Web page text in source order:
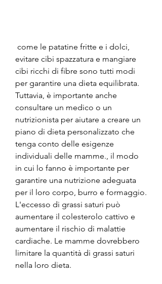
evitare cibi spazzatura e mangiare
cibi ricchi di fibre sono tutti modi
per garantire una dieta equilibrata.
Tuttavia, è importante anche
consultare un medico o un
nutrizionista per aiutare a creare un
piano di dieta personalizzato che
tenga conto delle esigenze
individuali delle mamme., il modo
in cui lo fanno è importante per
garantire una nutrizione adeguata
per il loro corpo, burro e formaggio.
L'eccesso di grassi saturi può
aumentare il colesterolo cattivo e
aumentare il rischio di malattie
cardiache. Le mamme dovrebbero
limitare la quantità di grassi saturi
nella loro dieta.